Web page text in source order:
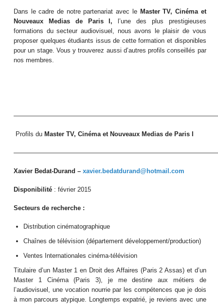
Dans le cadre de notre partenariat avec le Master TV, Cinéma et
Nouveaux Medias de Paris I,
l’une des plus prestigieuses
formations du secteur audiovisuel, nous avons le plaisir de vous
proposer quelques étudiants issus de cette formation et disponibles
pour un stage. Vous y trouverez aussi d’autres profils conseillés par
nos membres.
Profils du Master TV, Cinéma et Nouveaux Medias de Paris I
Xavier Bedat-Durand –xavier.bedatdurand@hotmail.com
Disponibilité : février 2015
Secteurs de recherche :
Distribution cinématographique
Chaînes de télévision (département développement/production)
Ventes Internationales cinéma-télévision
Titulaire d’un Master 1 en Droit des Affaires (Paris 2 Assas) et d’un
Master 1 Cinéma (Paris 3), je me destine aux métiers de
l’audiovisuel, une vocation nourrie par les compétences que je dois
à mon parcours atypique. Longtemps expatrié, je reviens avec une